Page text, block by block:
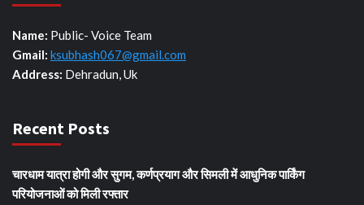
Name: Public- Voice Team
Gmail: ksubhash067@gmail.com
Address: Dehradun, Uk
Recent Posts
चारधाम यात्रा होगी और सुगम, कर्णप्रयाग और सिमली में आधुनिक पार्किंग
परियोजनाओं को मिली रफ्तार